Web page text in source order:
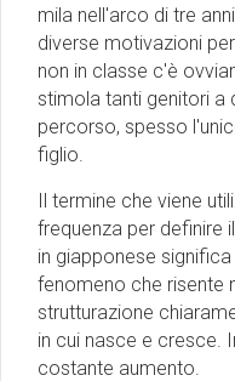
mila nell'arco di tre
diverse motivazioni
non in classe c'è
stimola tanti genitori a
percorso, spesso
figlio.
Il termine che viene
frequenza per definire
in giapponese significa
fenomeno che risente
strutturazione
in cui nasce e cresce.
costante aumento.